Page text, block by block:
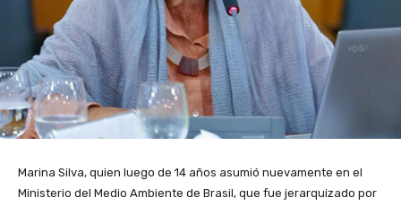
Marina Silva, quien luego de 14 años asumió nuevamente en el
Ministerio del Medio Ambiente de Brasil, que fue jerarquizado por